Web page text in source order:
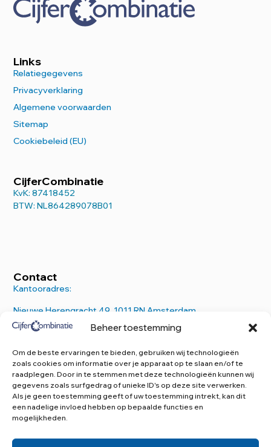
Beheer toestemming
Om de beste ervaringen te bieden, gebruiken wij technologieën
zoals cookies om informatie over je apparaat op te slaan en/of te
raadplegen. Door in te stemmen met deze technologieën kunnen wij
gegevens zoals surfgedrag of unieke ID's op deze site verwerken.
Als je geen toestemming geeft of uw toestemming intrekt, kan dit
een nadelige invloed hebben op bepaalde functies en
mogelijkheden.
Contact
Kantooradres:
Nieuwe Herengracht 49, 1011 RN Amsterdam
E.info@cijfercombinatie.nl
T.020 – 770 1259
CijferCombinatie
KvK: 87418452
BTW: NL864289078B01
Links
Relatiegegevens
Privacyverklaring
Algemene voorwaarden
Sitemap
Cookiebeleid (EU)